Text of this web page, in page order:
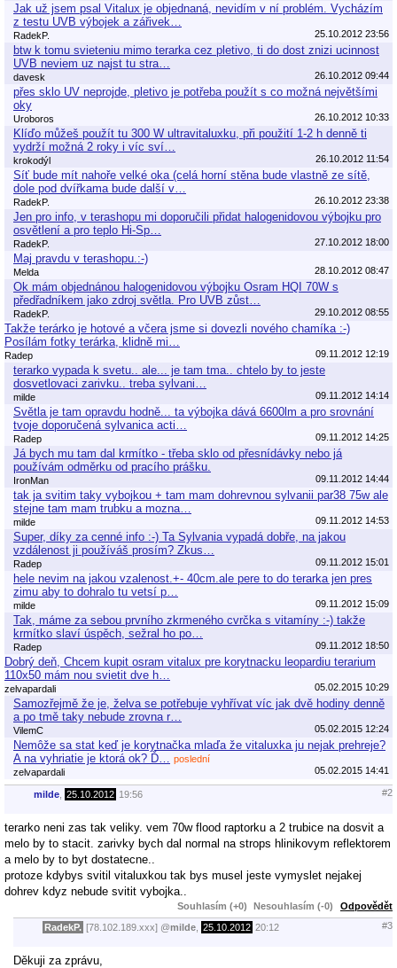
Jak už jsem psal Vitalux je objednaná, nevidím v ní problém. Vycházím
z testu UVB výbojek a zářivek…
RadekP. 25.10.2012 23:56
btw k tomu svieteniu mimo terarka cez pletivo, ti do dost znizi ucinnost
UVB neviem uz najst tu stra…
davesk 26.10.2012 09:44
přes sklo UV neprojde, pletivo je potřeba použít s co možná největšími
oky
Uroboros 26.10.2012 10:33
Klíďo můžeš použít tu 300 W ultravitaluxku, při použití 1-2 h denně ti
vydrží možná 2 roky i víc sví…
krokodýl 26.10.2012 11:54
Síť bude mít nahoře velké oka (celá horní stěna bude vlastně ze sítě,
dole pod dvířkama bude další v…
RadekP. 26.10.2012 23:38
Jen pro info, v terashopu mi doporučili přidat halogenidovou výbojku pro
osvětlení a pro teplo Hi-Sp…
RadekP. 27.10.2012 18:00
Maj pravdu v terashopu.:-)
Melda 28.10.2012 08:47
Ok mám objednánou halogenidovou výbojku Osram HQI 70W s
předřadníkem jako zdroj světla. Pro UVB zůst…
RadekP. 29.10.2012 08:55
Takže terárko je hotové a včera jsme si dovezli nového chamíka :-)
Posílám fotky terárka, klidně mi…
Radep 09.11.2012 12:19
terarko vypada k svetu.. ale... je tam tma.. chtelo by to jeste
dosvetlovaci zarivku.. treba sylvani…
milde 09.11.2012 14:14
Světla je tam opravdu hodně... ta výbojka dává 6600lm a pro srovnání
tvoje doporučená sylvanica acti…
Radep 09.11.2012 14:25
Já bych mu tam dal krmítko - třeba sklo od přesnídávky nebo já
používám odměrku od pracího prášku.
IronMan 09.11.2012 14:44
tak ja svitim taky vybojkou + tam mam dohrevnou sylvanii par38 75w ale
stejne tam mam trubku a mozna…
milde 09.11.2012 14:53
Super, díky za cenné info :-) Ta Sylvania vypadá dobře, na jakou
vzdálenost ji používáš prosím? Zkus…
Radep 09.11.2012 15:01
hele nevim na jakou vzalenost.+- 40cm.ale pere to do terarka jen pres
zimu aby to dohralo tu vetsí p…
milde 09.11.2012 15:09
Tak, máme za sebou prvního zkrmeného cvrčka s vitamíny :-) takže
krmítko slaví úspěch, sežral ho po…
Radep 09.11.2012 18:50
Dobrý deň, Chcem kupit osram vitalux pre korytnacku leopardiu terarium
110x50 mám nou svietit dve h…
zelvapardali 05.02.2015 10:29
Samozřejmě že je, želva se potřebuje vyhřívat víc jak dvě hodiny denně
a po tmě taky nebude zrovna r…
VilemC 05.02.2015 12:24
Nemôže sa stat keď je korytnačka mlaďa že vitaluxka ju nejak prehreje?
A na vyhriatie je ktorá ok? Ď…
poslední
zelvapardali
05.02.2015 14:41
milde 25.10.2012 19:56 #2
terarko neni zas tak veliky. vem 70w flood raptorku a 2 trubice na dosvit a
melo by to stacit. zarivky bych dal normal na strops hlinikovym reflektorem
a melo by to byt dostatecne..
protoze kdybys svitil vitaluxkou tak bys musel jeste vymyslet nejakej
dohrev kdyz nebude svitit vybojka..
Souhlasím (+0) Nesouhlasím (-0) Odpovědět
RadekP. [78.102.189.xxx] @milde 25.10.2012 20:12 #3
Děkuji za zprávu,